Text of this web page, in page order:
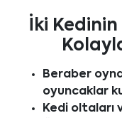
İki
Beraber
oyuncaklar
Kedi oltaları